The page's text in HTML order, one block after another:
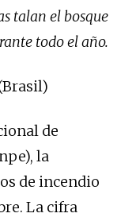
talan el bosque
todo el año.
de
la
de incendio
La cifra